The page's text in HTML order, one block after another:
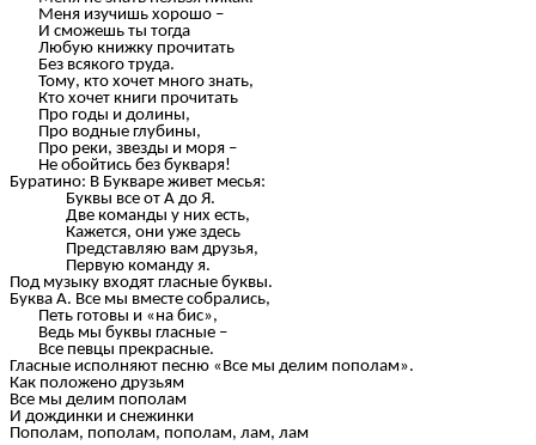
Меня изучишь хорошо –
И сможешь ты тогда
Любую книжку прочитать
Без всякого труда.
Тому, кто хочет много знать,
Кто хочет книги прочитать
Про годы и долины,
Про водные глубины,
Про реки, звезды и моря –
Не обойтись без букваря!
Буратино: В Букваре живет месья:
Буквы все от А до Я.
Две команды у них есть,
Кажется, они уже здесь
Представляю вам друзья,
Первую команду я.
Под музыку входят гласные буквы.
Буква А. Все мы вместе собрались,
Петь готовы и «на бис»,
Ведь мы буквы гласные –
Все певцы прекрасные.
Гласные исполняют песню «Все мы делим пополам».
Как положено друзьям
Все мы делим пополам
И дождинки и снежинки
Пополам, пополам, пополам, лам, лам